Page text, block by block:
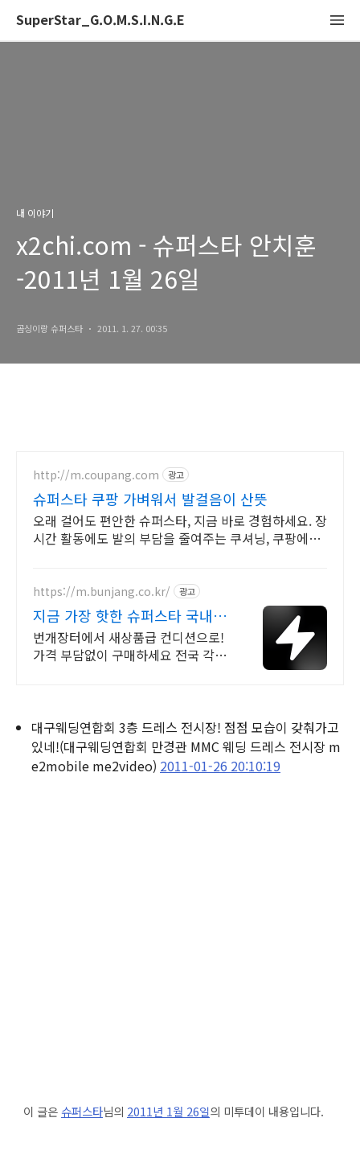
SuperStar_G.O.M.S.I.N.G.E
내 이야기
x2chi.com - 슈퍼스타 안치훈
-2011년 1월 26일
곰싱이랑 슈퍼스타 2011. 1. 27. 00:35
http://m.coupang.com 광고
슈퍼스타 쿠팡 가벼워서 발걸음이 산뜻
오래 걸어도 편안한 슈퍼스타, 지금 바로 경험하세요. 장
시간 활동에도 발의 부담을 줄여주는 쿠셔닝, 쿠팡에서
https://m.bunjang.co.kr/ 광고
지금 가장 핫한 슈퍼스타 국내
최대 브랜드 중고거래
번개장터에서 새상품급 컨디션으로!
가격 부담없이 구매하세요 전국 각지
대구웨딩연합회 3층 드레스 전시장! 점점 모습이 갖춰가고
있네!(대구웨딩연합회 만경관 MMC 웨딩 드레스 전시장 m
e2mobile me2video) 2011-01-26 20:10:19
이 글은 슈퍼스타님의 2011년 1월 26일의 미투데이 내용입니다.